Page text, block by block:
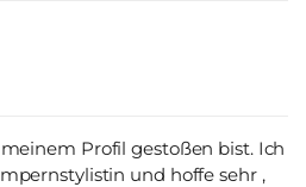
und hoffe sehr ,